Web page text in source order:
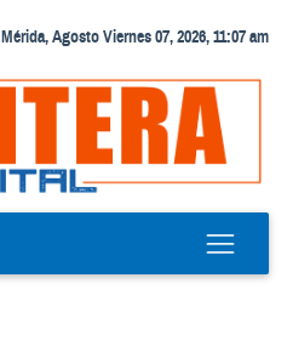
Mérida, Agosto Viernes 07, 2026, 11:07 am